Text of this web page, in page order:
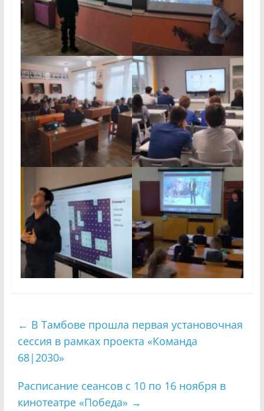
← В Тамбове прошла первая установочная
сессия в рамках проекта «Команда
68|2030»
Расписание сеансов с 10 по 16 ноября в
кинотеатре «Победа» →